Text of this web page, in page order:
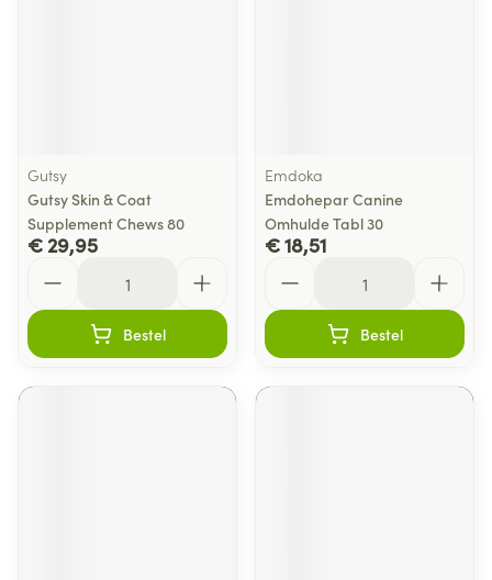
Gutsy
Gutsy Skin & Coat
Supplement Chews 80
€ 29,95
Bestel
Emdoka
Emdohepar Canine
Omhulde Tabl 30
€ 18,51
Bestel